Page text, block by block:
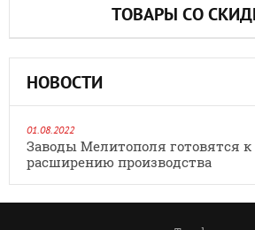
ТОВАРЫ СО
НОВОСТИ
01.08.2022
Заводы Мелитополя готовятся к
расширению производства